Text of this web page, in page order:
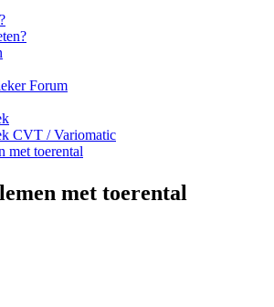
Forum
CVT / Variomatic
met toerental
met toerental